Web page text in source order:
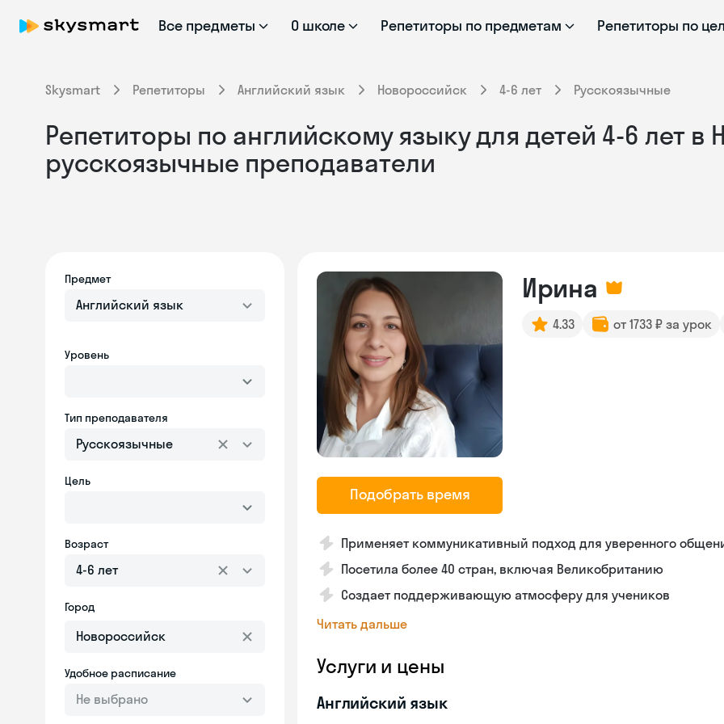
Все предметы О школе Репетиторы по предметам Репетиторы по
Skysmart Репетиторы Английский язык Новороссийск 4-6 лет Русскоязычные
Репетиторы по английскому языку для детей 4-6 лет
русскоязычные преподаватели
Предмет
Английский язык
Уровень
Тип преподавателя
Русскоязычные
Цель
Возраст
4-6 лет
Город
Удобное расписание
Не выбрано
Подобрать время
Ирина
4.33 от 1733 ₽ за урок
Применяет коммуникативный подход для уверенного
Посетила более 40 стран, включая Великобританию
Создает поддерживающую атмосферу для учеников
Читать дальше
Услуги и цены
Английский язык